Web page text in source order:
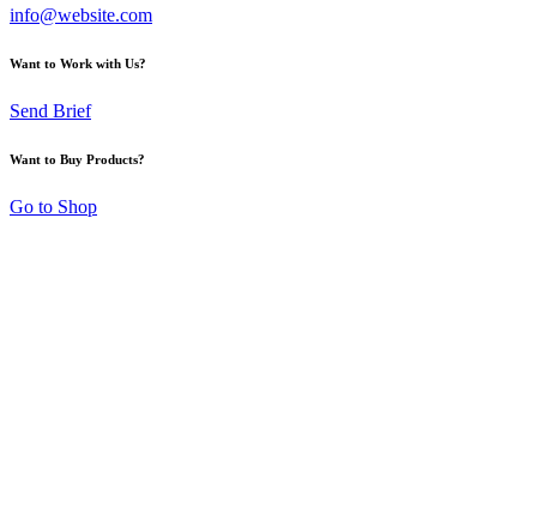
info@website.com
Want to Work with Us?
Send Brief
Want to Buy Products?
Go to Shop